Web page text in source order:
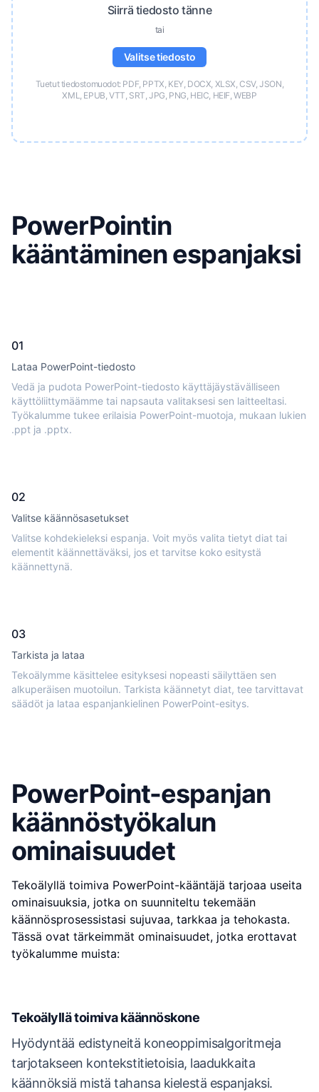
Siirrä tiedosto tänne
tai
Valitse tiedosto
Tuetut tiedostomuodot: PDF, PPTX, KEY, DOCX, XLSX, CSV, JSON,
XML, EPUB, VTT, SRT, JPG, PNG, HEIC, HEIF, WEBP
PowerPointin
kääntäminen espanjaksi
01
Lataa PowerPoint-tiedosto
Vedä ja pudota PowerPoint-tiedosto käyttäjäystävälliseen
käyttöliittymäämme tai napsauta valitaksesi sen laitteeltasi.
Työkalumme tukee erilaisia PowerPoint-muotoja, mukaan lukien
.ppt ja .pptx.
02
Valitse käännösasetukset
Valitse kohdekieleksi espanja. Voit myös valita tietyt diat tai
elementit käännettäväksi, jos et tarvitse koko esitystä
käännettynä.
03
Tarkista ja lataa
Tekoälymme käsittelee esityksesi nopeasti säilyttäen sen
alkuperäisen muotoilun. Tarkista käännetyt diat, tee tarvittavat
säädöt ja lataa espanjankielinen PowerPoint-esitys.
PowerPoint-espanjan
käännöstyökalun
ominaisuudet
Tekoälyllä toimiva PowerPoint-kääntäjä tarjoaa useita
ominaisuuksia, jotka on suunniteltu tekemään
käännösprosessistasi sujuvaa, tarkkaa ja tehokasta.
Tässä ovat tärkeimmät ominaisuudet, jotka erottavat
työkalumme muista:
Tekoälyllä toimiva käännöskone
Hyödyntää edistyneitä koneoppimisalgoritmeja
tarjotakseen kontekstitietoisia, laadukkaita
käännöksiä mistä tahansa kielestä espanjaksi.